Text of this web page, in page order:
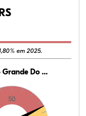
em 2025.
Do Sul
50